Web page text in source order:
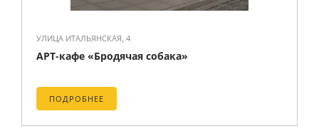
УЛИЦА ИТАЛЬЯНСКАЯ, 4
АРТ-кафе «Бродячая собака»
ПОДРОБНЕЕ